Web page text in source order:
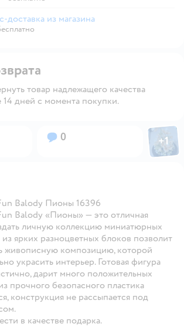
магазина
доставка из магазина
товар надлежащего качества
дней с момента покупки.
Вопросов:
0 Фото
+1
Balody Пионы 16396
Balody «Пионы» — это отличная
личную коллекцию миниатюрных
ярких разноцветных блоков позволит
живописную композицию, которой
украсить интерьер. Готовая фигура
дарит много положительных
прочного безопасного пластика
конструкция не рассыпается под
в качестве подарка.